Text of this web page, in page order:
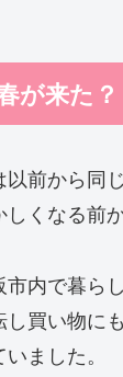
が来た？
前から同
くなる前
内で暮ら
し買い物に
ました。